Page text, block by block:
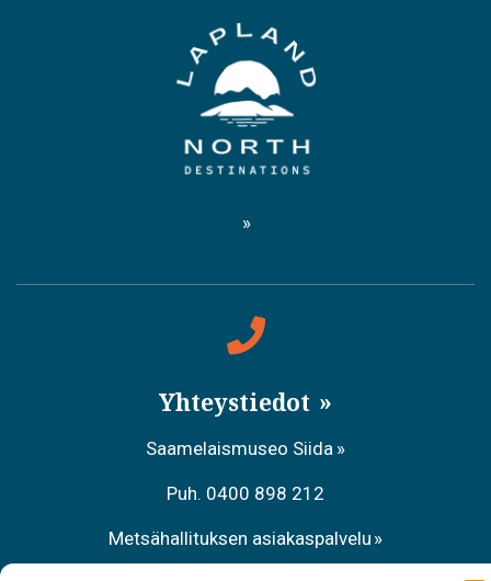
Yhteystiedot
Saamelaismuseo Siida
Puh. 0400 898 212
Metsähallituksen asiakaspalvelu